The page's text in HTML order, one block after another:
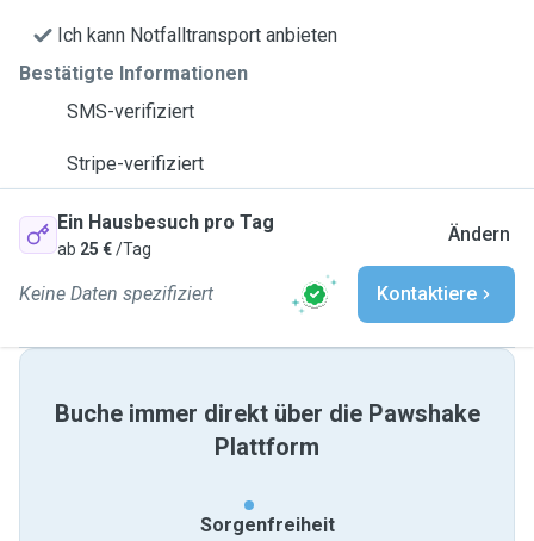
Ich kann Notfalltransport anbieten
Bestätigte Informationen
SMS-verifiziert
Stripe-verifiziert
Ein Hausbesuch pro Tag
ab 25 €/Tag
Ändern
Keine Daten spezifiziert Kontaktiere
Buche immer direkt über die Pawshake
Plattform
Sorgenfreiheit